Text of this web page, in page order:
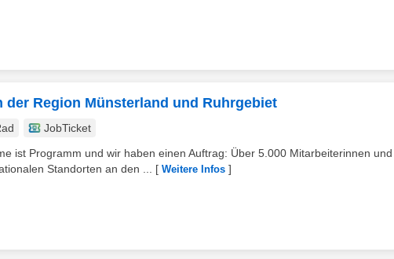
Region Münsterland und Ruhrgebiet
JobTicket
ist Programm und wir haben einen Auftrag: Über 5.000 Mitarbeiterinnen und
Standorten an den ...
[ Weitere Infos ]